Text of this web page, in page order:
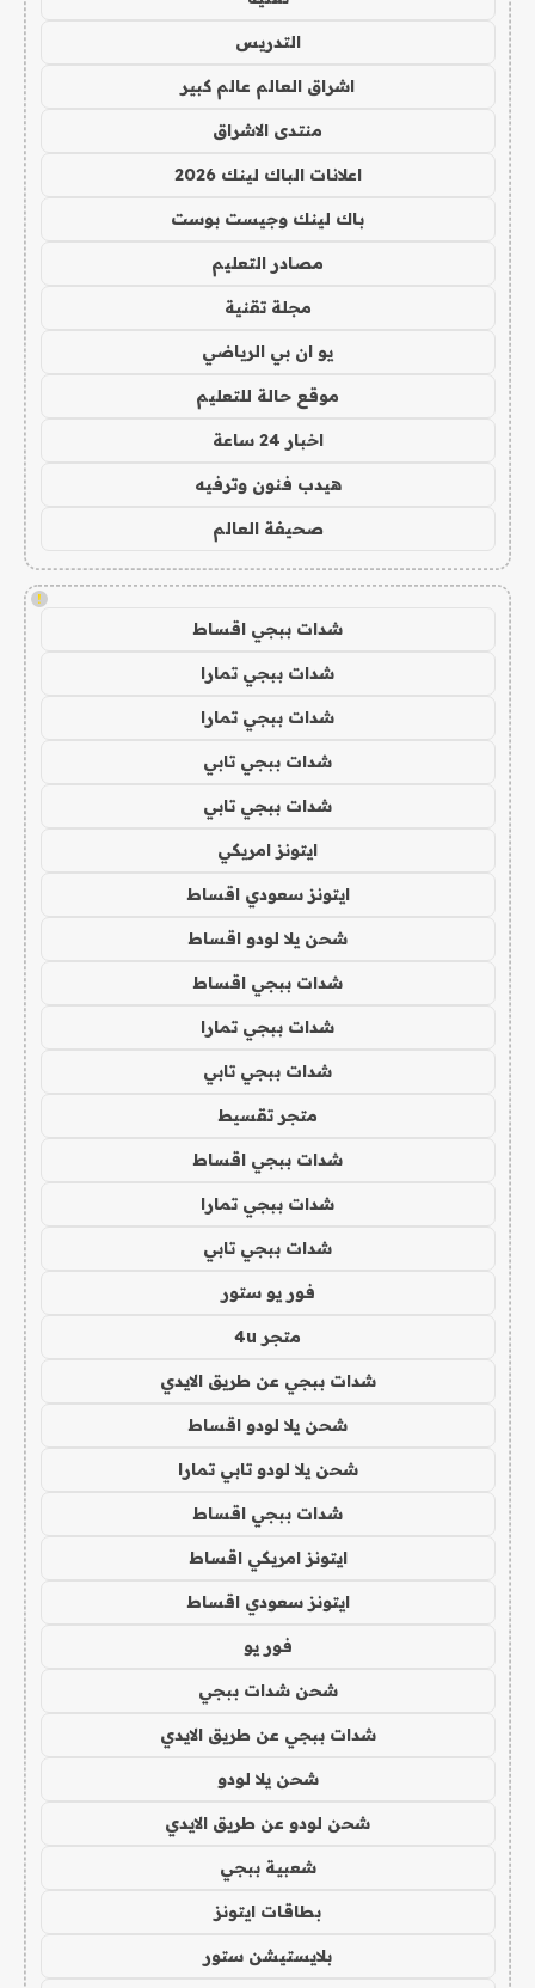
التدريس
اشراق العالم عالم كبير
منتدى الاشراق
اعلانات الباك لينك 2026
باك لينك وجيست بوست
مصادر التعليم
مجلة تقنية
يو ان بي الرياضي
موقع حالة للتعليم
اخبار 24 ساعة
هيدب فنون وترفيه
صحيفة العالم
!
شدات ببجي اقساط
شدات ببجي تمارا
شدات ببجي تمارا
شدات ببجي تابي
شدات ببجي تابي
ايتونز امريكي
ايتونز سعودي اقساط
شحن يلا لودو اقساط
شدات ببجي اقساط
شدات ببجي تمارا
شدات ببجي تابي
متجر تقسيط
شدات ببجي اقساط
شدات ببجي تمارا
شدات ببجي تابي
فور يو ستور
متجر 4u
شدات ببجي عن طريق الايدي
شحن يلا لودو اقساط
شحن يلا لودو تابي تمارا
شدات ببجي اقساط
ايتونز امريكي اقساط
ايتونز سعودي اقساط
فور يو
شحن شدات ببجي
شدات ببجي عن طريق الايدي
شحن يلا لودو
شحن لودو عن طريق الايدي
شعبية ببجي
بطاقات ايتونز
بلايستيشن ستور